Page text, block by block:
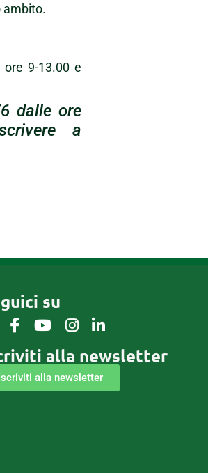
ambito.
9-13.00 e
dalle ore
a
su
alla newsletter
alla newsletter